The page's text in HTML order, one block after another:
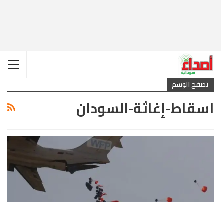
تصفح الوسم
اسقاط-إغاثة-السودان